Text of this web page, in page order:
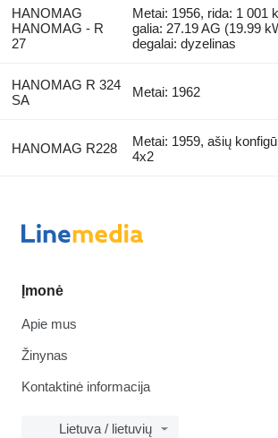
HANOMAG
HANOMAG - R
27
Metai: 1956, rida: 1 001
galia: 27.19 AG (19.99
degalai: dyzelinas
HANOMAG R 324
SA
Metai: 1962
HANOMAG R228
Metai: 1959, ašių
4x2
Įmonė
Apie mus
Žinynas
Kontaktinė informacija
Lietuva / lietuvių